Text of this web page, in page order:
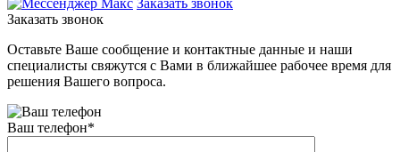
Заказать звонок
Заказать звонок
Оставьте Ваше сообщение и контактные данные и наши
специалисты свяжутся с Вами в ближайшее рабочее время для
решения Вашего вопроса.
Ваш телефон*